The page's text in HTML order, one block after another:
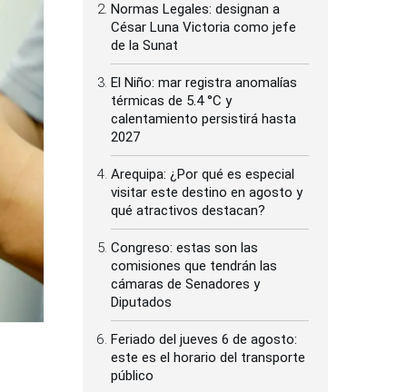
Normas Legales: designan a
César Luna Victoria como jefe
de la Sunat
El Niño: mar registra anomalías
térmicas de 5.4 °C y
calentamiento persistirá hasta
2027
Arequipa: ¿Por qué es especial
visitar este destino en agosto y
qué atractivos destacan?
Congreso: estas son las
comisiones que tendrán las
cámaras de Senadores y
Diputados
Feriado del jueves 6 de agosto:
este es el horario del transporte
público